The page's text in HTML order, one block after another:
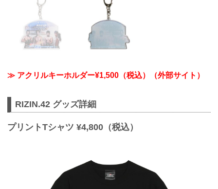
≫ アクリルキーホルダー¥1,500（税込）（外部サイト）
RIZIN.42 グッズ詳細
プリントTシャツ ¥4,800（税込）